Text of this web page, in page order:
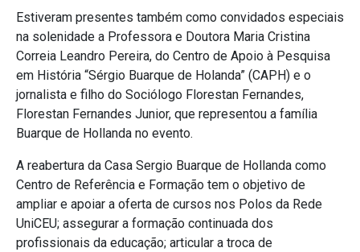
Estiveram presentes também como convidados especiais
na solenidade a Professora e Doutora Maria Cristina
Correia Leandro Pereira, do Centro de Apoio à Pesquisa
em História “Sérgio Buarque de Holanda” (CAPH) e o
jornalista e filho do Sociólogo Florestan Fernandes,
Florestan Fernandes Junior, que representou a família
Buarque de Hollanda no evento.
A reabertura da Casa Sergio Buarque de Hollanda como
Centro de Referência e Formação tem o objetivo de
ampliar e apoiar a oferta de cursos nos Polos da Rede
UniCEU; assegurar a formação continuada dos
profissionais da educação; articular a troca de